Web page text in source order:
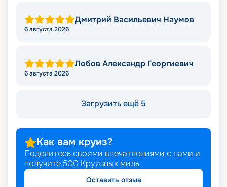
Дмитрий Васильевич Наумов
6 августа 2026
Лобов Александр Георгиевич
6 августа 2026
Загрузить ещё 5
Как вам круиз?
Поделитесь своими впечатлениями с нами и
получите 500 Круизных миль
Оставить отзыв